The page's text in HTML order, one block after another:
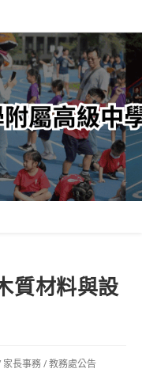
質材料與設
家長事務/教務處公告